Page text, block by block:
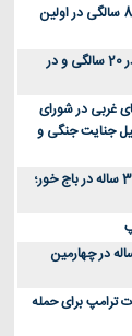
عکس؛ سفر زمان؛ مهراوه شریفی‌نیا در 8 سالگی در اولین
عکس؛ سفر در زمان؛ الناز شاکردوست در 20 سالگی و در
غربی در شورای
جنایت جنگی و
عکس؛ سفر زمان؛ چهرۀ نیکی کریمی 32 ساله در باج خور؛
سفر زمان؛ مصطفی زمانی 27 ساله در چهارمین
ترامپ برای حمله